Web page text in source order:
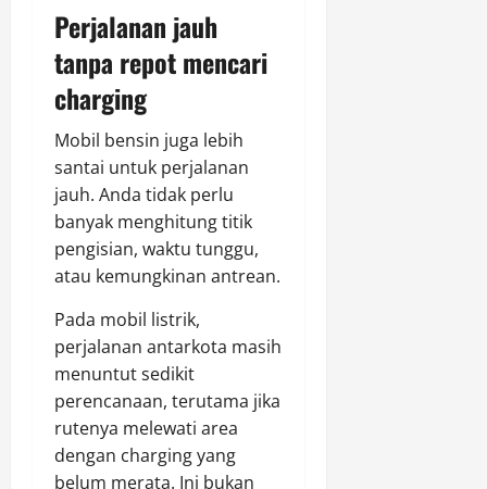
Perjalanan jauh
tanpa repot mencari
charging
Mobil bensin juga lebih
santai untuk perjalanan
jauh. Anda tidak perlu
banyak menghitung titik
pengisian, waktu tunggu,
atau kemungkinan antrean.
Pada mobil listrik,
perjalanan antarkota masih
menuntut sedikit
perencanaan, terutama jika
rutenya melewati area
dengan charging yang
belum merata. Ini bukan